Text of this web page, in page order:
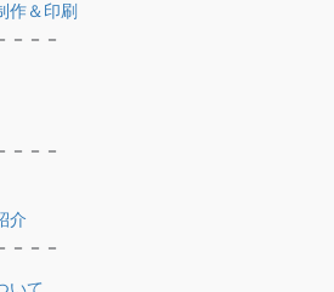
作＆印刷
－－－
－－－
介
－－－